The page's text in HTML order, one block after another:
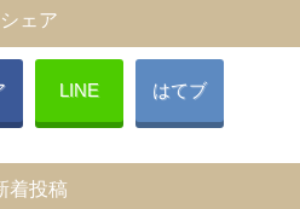
シェア
LINE はてブ
着投稿